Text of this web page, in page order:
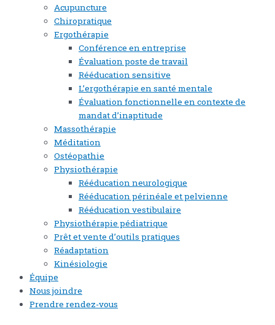
Acupuncture
Chiropratique
Ergothérapie
Conférence en entreprise
Évaluation poste de travail
Rééducation sensitive
L’ergothérapie en santé mentale
Évaluation fonctionnelle en contexte de
mandat d’inaptitude
Massothérapie
Méditation
Ostéopathie
Physiothérapie
Rééducation neurologique
Rééducation périnéale et pelvienne
Rééducation vestibulaire
Physiothérapie pédiatrique
Prêt et vente d’outils pratiques
Réadaptation
Kinésiologie
Équipe
Nous joindre
Prendre rendez-vous